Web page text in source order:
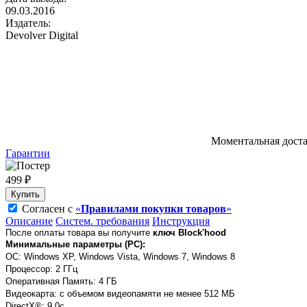
09.03.2016
Издатель:
Devolver Digital
Моментальная
Гарантии
499 ₽
Купить
Согласен с «Правилами покупки товаров»
Описание Систем. требования Инструкция
После оплаты товара вы получите ключ Block'hood
Минимальные параметры (PC):
OC: Windows XP, Windows Vista, Windows 7, Windows 8
Процессор: 2 ГГц
Оперативная Память: 4 ГБ
Видеокарта: с объемом видеопамяти не менее 512 МБ